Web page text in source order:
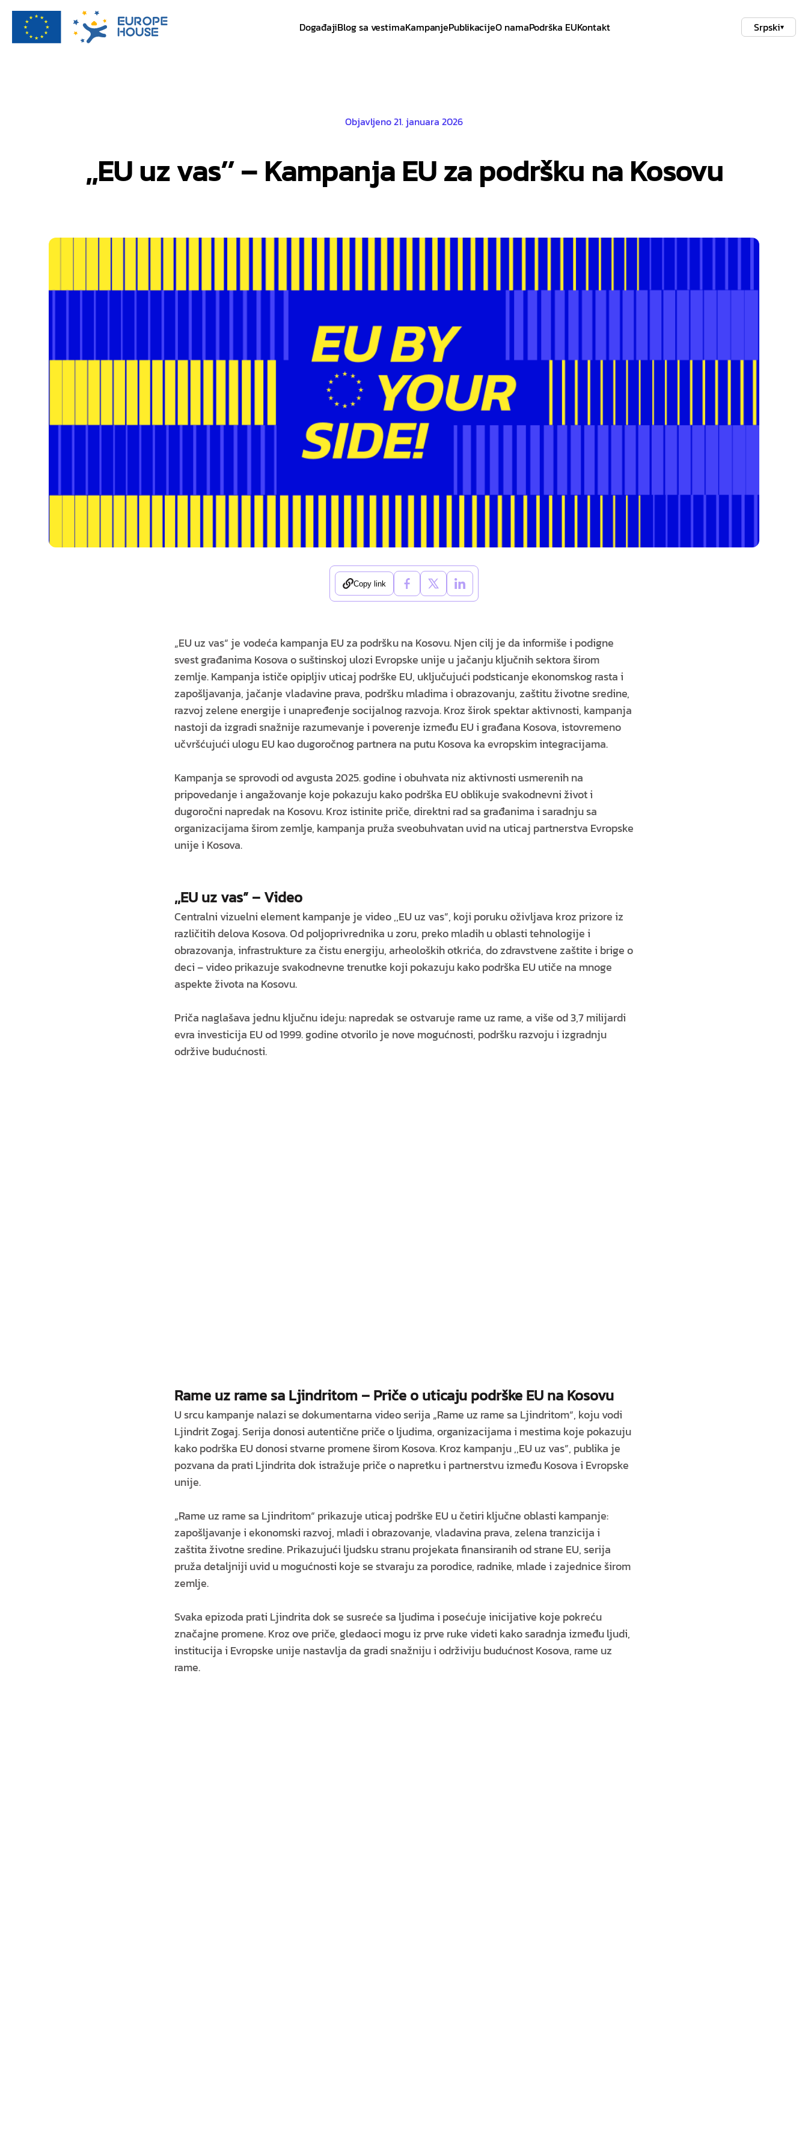
DogađajiBlog sa vestimaKampanjePublikacijeO namaPodrška EUKontakt Srpski▾
Objavljeno 21. januara 2026
,,EU uz vas’’ – Kampanja EU za podršku na Kosovu
Copy link
„EU uz vas“ je vodeća kampanja EU za podršku na Kosovu. Njen cilj je da informiše i podigne
svest građanima Kosova o suštinskoj ulozi Evropske unije u jačanju ključnih sektora širom
zemlje. Kampanja ističe opipljiv uticaj podrške EU, uključujući podsticanje ekonomskog rasta i
zapošljavanja, jačanje vladavine prava, podršku mladima i obrazovanju, zaštitu životne sredine,
razvoj zelene energije i unapređenje socijalnog razvoja. Kroz širok spektar aktivnosti, kampanja
nastoji da izgradi snažnije razumevanje i poverenje između EU i građana Kosova, istovremeno
učvršćujući ulogu EU kao dugoročnog partnera na putu Kosova ka evropskim integracijama.
Kampanja se sprovodi od avgusta 2025. godine i obuhvata niz aktivnosti usmerenih na
pripovedanje i angažovanje koje pokazuju kako podrška EU oblikuje svakodnevni život i
dugoročni napredak na Kosovu. Kroz istinite priče, direktni rad sa građanima i saradnju sa
organizacijama širom zemlje, kampanja pruža sveobuhvatan uvid na uticaj partnerstva Evropske
unije i Kosova.
,,EU uz vas” – Video
Centralni vizuelni element kampanje je video ,,EU uz vas”, koji poruku oživljava kroz prizore iz
različitih delova Kosova. Od poljoprivrednika u zoru, preko mladih u oblasti tehnologije i
obrazovanja, infrastrukture za čistu energiju, arheoloških otkrića, do zdravstvene zaštite i brige o
deci – video prikazuje svakodnevne trenutke koji pokazuju kako podrška EU utiče na mnoge
aspekte života na Kosovu.
Priča naglašava jednu ključnu ideju: napredak se ostvaruje rame uz rame, a više od 3,7 milijardi
evra investicija EU od 1999. godine otvorilo je nove mogućnosti, podršku razvoju i izgradnju
održive budućnosti.
Rame uz rame sa Ljindritom – Priče o uticaju podrške EU na Kosovu
U srcu kampanje nalazi se dokumentarna video serija „Rame uz rame sa Ljindritom“, koju vodi
Ljindrit Zogaj. Serija donosi autentične priče o ljudima, organizacijama i mestima koje pokazuju
kako podrška EU donosi stvarne promene širom Kosova. Kroz kampanju ,,EU uz vas”, publika je
pozvana da prati Ljindrita dok istražuje priče o napretku i partnerstvu između Kosova i Evropske
unije.
„Rame uz rame sa Ljindritom“ prikazuje uticaj podrške EU u četiri ključne oblasti kampanje:
zapošljavanje i ekonomski razvoj, mladi i obrazovanje, vladavina prava, zelena tranzicija i
zaštita životne sredine. Prikazujući ljudsku stranu projekata finansiranih od strane EU, serija
pruža detaljniji uvid u mogućnosti koje se stvaraju za porodice, radnike, mlade i zajednice širom
zemlje.
Svaka epizoda prati Ljindrita dok se susreće sa ljudima i posećuje inicijative koje pokreću
značajne promene. Kroz ove priče, gledaoci mogu iz prve ruke videti kako saradnja između ljudi,
institucija i Evropske unije nastavlja da gradi snažniju i održiviju budućnost Kosova, rame uz
rame.